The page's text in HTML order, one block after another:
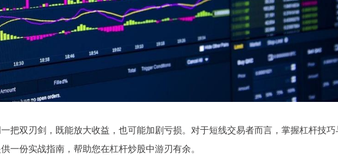
把双刃剑，既能放大收益，也可能加剧亏损。对于短线交易者而言，掌握杠杆技巧
一份实战指南，帮助您在杠杆炒股中游刃有余。